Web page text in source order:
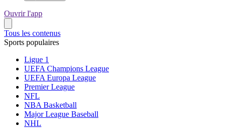
Ouvrir l'app
Tous les contenus
Sports populaires
Ligue 1
UEFA Champions League
UEFA Europa League
Premier League
NFL
NBA Basketball
Major League Baseball
NHL